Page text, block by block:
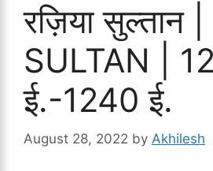
रज़िया सुल्तान
SULTAN |
ई.-1240 ई.
August 28, 2022 by Akhilesh